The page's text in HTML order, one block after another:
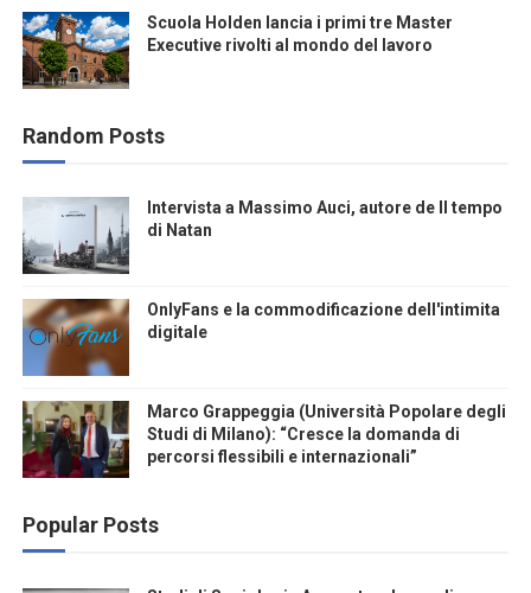
Scuola Holden lancia i primi tre Master
Executive rivolti al mondo del lavoro
Random Posts
Intervista a Massimo Auci, autore de Il tempo
di Natan
OnlyFans e la commodificazione dell'intimita
digitale
Marco Grappeggia (Università Popolare degli
Studi di Milano): “Cresce la domanda di
percorsi flessibili e internazionali”
Popular Posts